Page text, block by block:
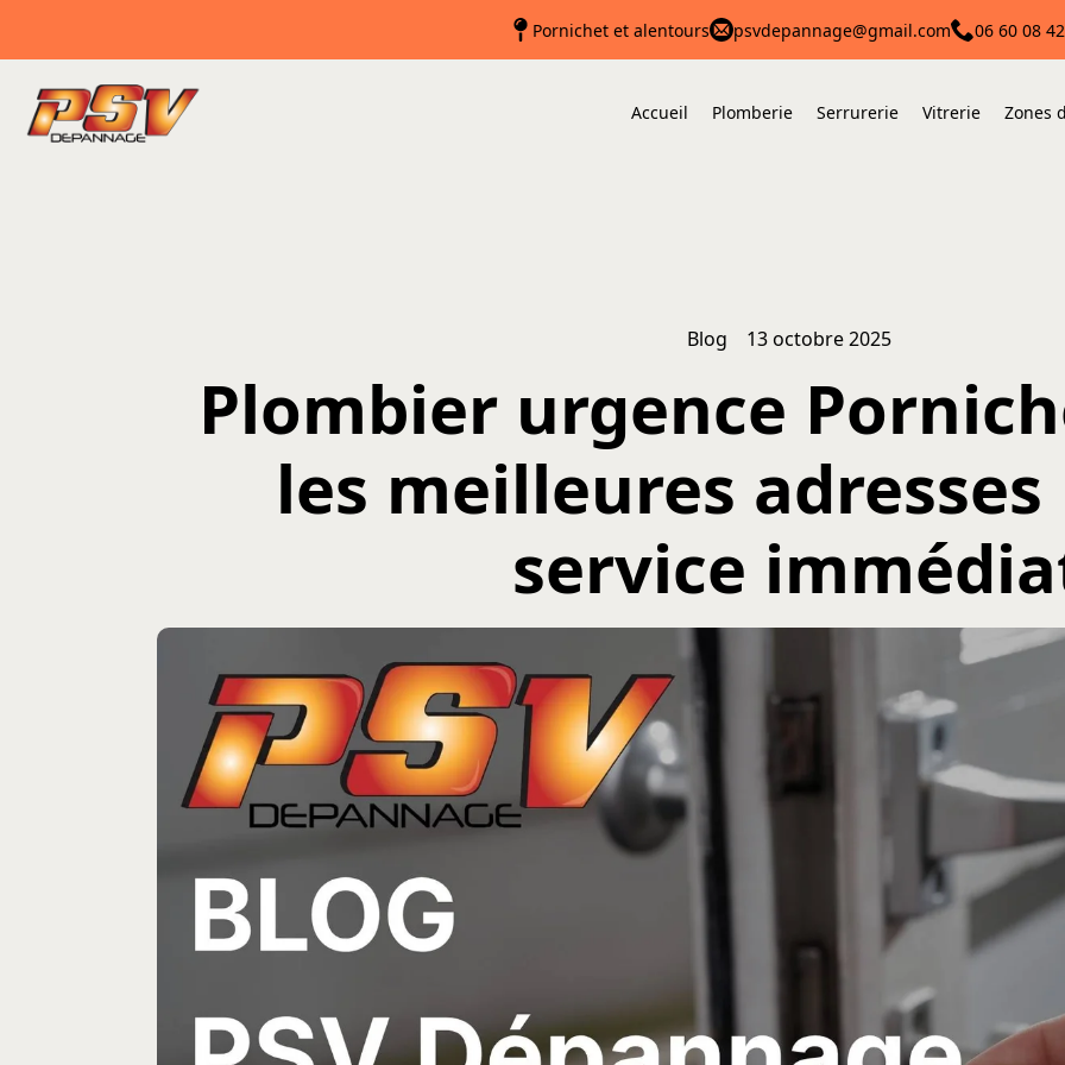
Pornichet et alentours psvdepannage@gmail.com 06 60 08
Accueil Plomberie Serrurerie Vitrerie Zones
Blog 13 octobre 2025
Plombier urgence
les meilleures
service